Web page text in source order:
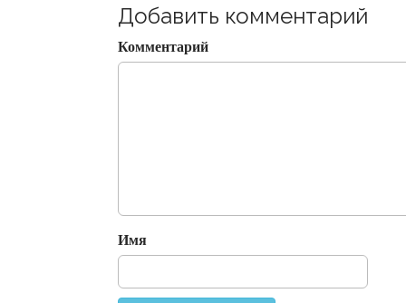
t
n
a
n
Добавить комментарий
Комментарий
Имя